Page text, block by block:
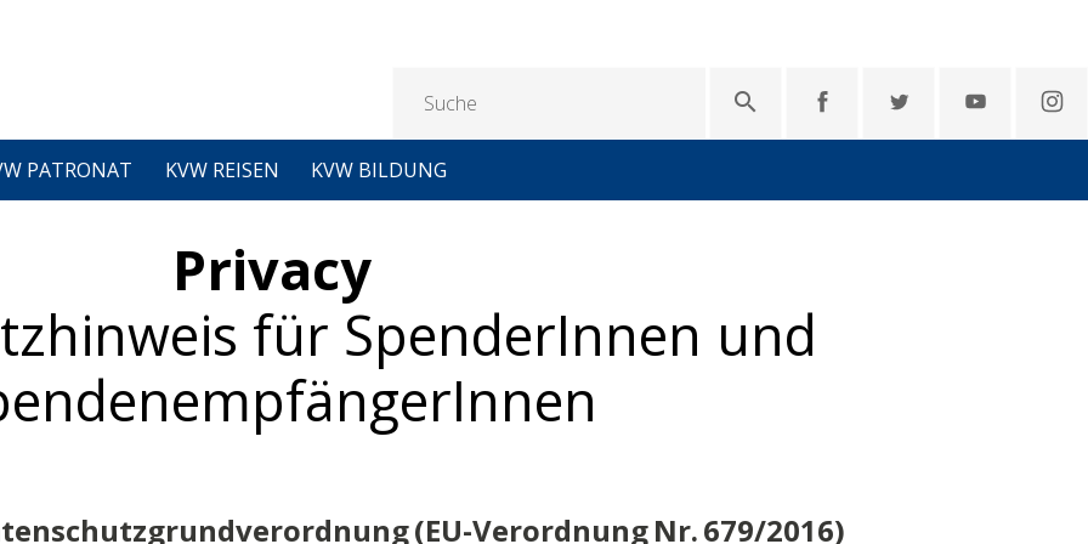

PATRONAT KVW REISEN KVW BILDUNG
Privacy
für SpenderInnen und
(EU-Verordnung Nr. 679/2016)